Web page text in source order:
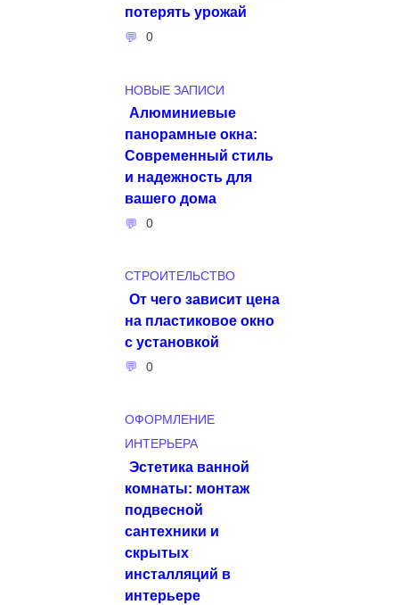
потерять урожай
0
НОВЫЕ ЗАПИСИ
Алюминиевые
панорамные окна:
Современный стиль
и надежность для
вашего дома
0
СТРОИТЕЛЬСТВО
От чего зависит цена
на пластиковое окно
с установкой
0
ОФОРМЛЕНИЕ
ИНТЕРЬЕРА
Эстетика ванной
комнаты: монтаж
подвесной
сантехники и
скрытых
инсталляций в
интерьере